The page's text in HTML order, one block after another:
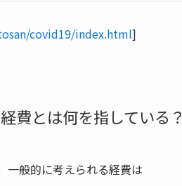
covid19/index.html]
費とは何を指している？
一般的に考えられる経費は